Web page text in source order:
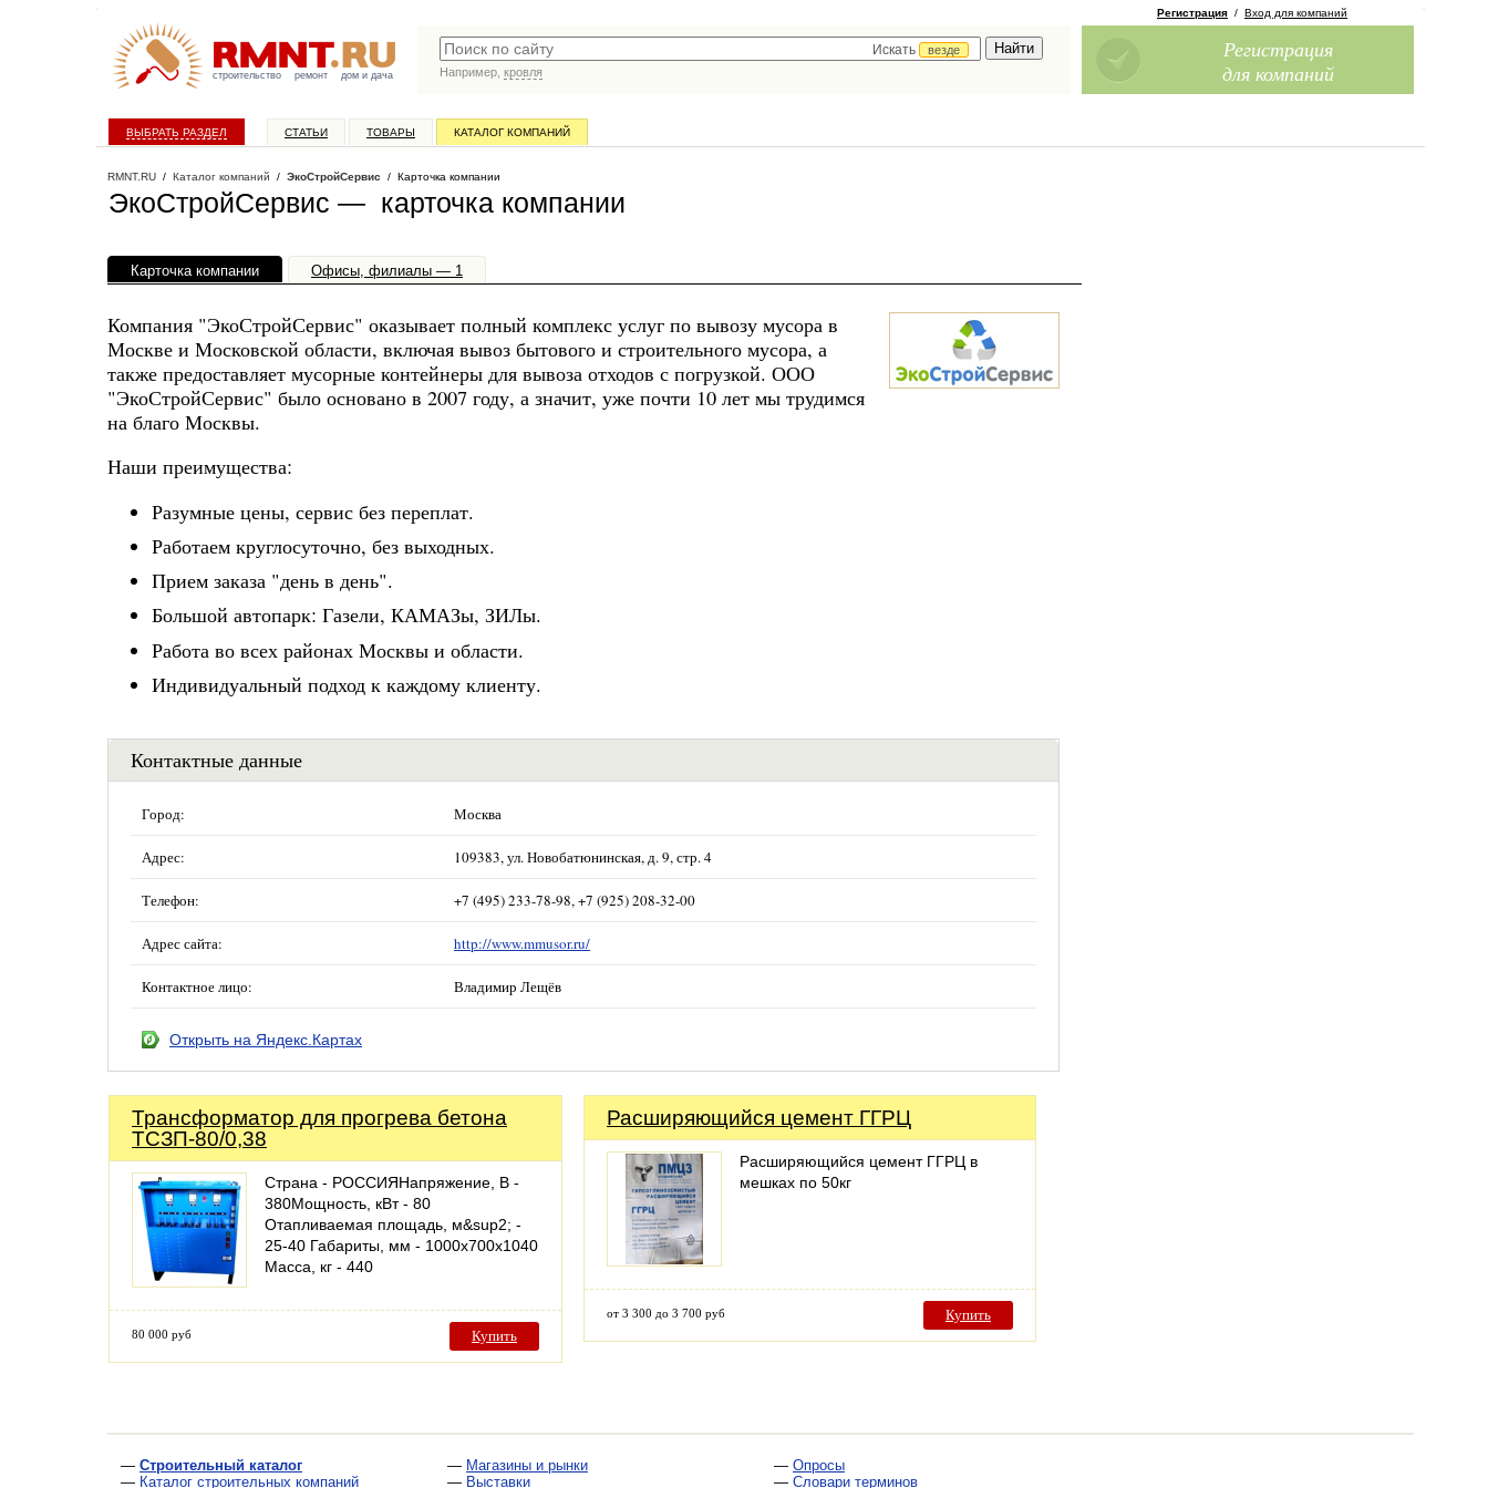
строительство ремонт дом и дача
Искать
везде
Например, кровля
Регистрация / Вход для компаний
Регистрация
для компаний
ВЫБРАТЬ РАЗДЕЛ СТАТЬИ ТОВАРЫ КАТАЛОГ КОМПАНИЙ
RMNT.RU / Каталог компаний / ЭкоСтройСервис / Карточка компании
ЭкоСтройСервис — карточка компании
Карточка компании Офисы, филиалы — 1
Компания "ЭкоСтройСервис" оказывает полный комплекс услуг по вывозу мусора в
Москве и Московской области, включая вывоз бытового и строительного мусора, а
также предоставляет мусорные контейнеры для вывоза отходов с погрузкой. ООО
"ЭкоСтройСервис" было основано в 2007 году, а значит, уже почти 10 лет мы трудимся
на благо Москвы.
Наши преимущества:
Разумные цены, сервис без переплат.
Работаем круглосуточно, без выходных.
Прием заказа "день в день".
Большой автопарк: Газели, КАМАЗы, ЗИЛы.
Работа во всех районах Москвы и области.
Индивидуальный подход к каждому клиенту.
Контактные данные
Город: Москва
Адрес: 109383, ул. Новобатюнинская, д. 9, стр. 4
Телефон: +7 (495) 233-78-98, +7 (925) 208-32-00
Адрес сайта: http://www.mmusor.ru/
Контактное лицо: Владимир Лещёв
Открыть на Яндекс.Картах
Трансформатор для прогрева бетона
ТСЗП-80/0,38
Страна - РОССИЯНапряжение, В -
380Мощность, кВт - 80
Отапливаемая площадь, м&sup2; -
25-40 Габариты, мм - 1000х700х1040
Масса, кг - 440
80 000 руб Купить
Расширяющийся цемент ГГРЦ
Расширяющийся цемент ГГРЦ в
мешках по 50кг
от 3 300 до 3 700 руб Купить
— Строительный каталог
— Каталог строительных компаний
— Магазины и рынки
— Выставки
— Опросы
— Словари терминов